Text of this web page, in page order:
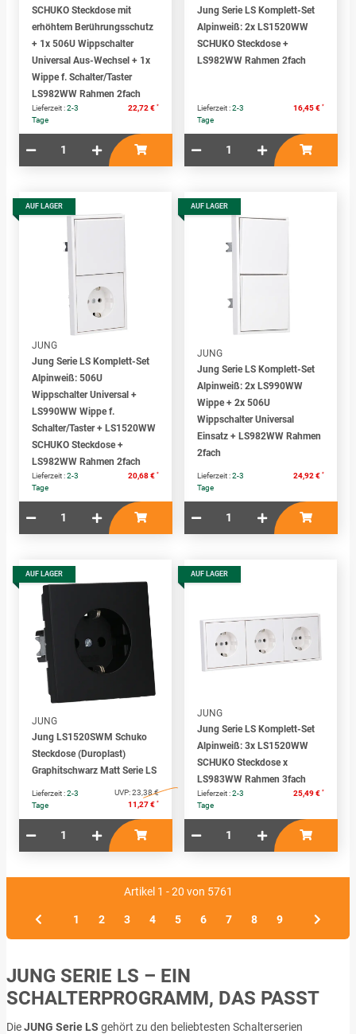
SCHUKO Steckdose mit
erhöhtem Berührungsschutz
+ 1x 506U Wippschalter
Universal Aus-Wechsel + 1x
Wippe f. Schalter/Taster
LS982WW Rahmen 2fach
Lieferzeit :2-3
Tage
22,72 € *
Jung Serie LS Komplett-Set
Alpinweiß: 2x LS1520WW
SCHUKO Steckdose +
LS982WW Rahmen 2fach
Lieferzeit :2-3
Tage
16,45 € *
AUF LAGER
JUNG
Jung Serie LS Komplett-Set
Alpinweiß: 506U
Wippschalter Universal +
LS990WW Wippe f.
Schalter/Taster + LS1520WW
SCHUKO Steckdose +
LS982WW Rahmen 2fach
Lieferzeit :2-3
Tage
20,68 € *
AUF LAGER
JUNG
Jung Serie LS Komplett-Set
Alpinweiß: 2x LS990WW
Wippe + 2x 506U
Wippschalter Universal
Einsatz + LS982WW Rahmen
2fach
Lieferzeit :2-3
Tage
24,92 € *
AUF LAGER
JUNG
Jung LS1520SWM Schuko
Steckdose (Duroplast)
Graphitschwarz Matt Serie LS
Lieferzeit :2-3
Tage
UVP:23,38 €
11,27 € *
AUF LAGER
JUNG
Jung Serie LS Komplett-Set
Alpinweiß: 3x LS1520WW
SCHUKO Steckdose x
LS983WW Rahmen 3fach
Lieferzeit :2-3
Tage
25,49 € *
Artikel 1 - 20 von 5761
1 2 3 4 5 6 7 8 9
JUNG SERIE LS – EIN
SCHALTERPROGRAMM, DAS PASST
DieJUNG Serie LS gehört zu den beliebtesten Schalterserien